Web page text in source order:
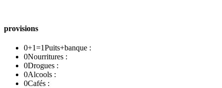
provisions
0+1=1Puits+banque :
0Nourritures :
0Drogues :
0Alcools :
0Cafés :